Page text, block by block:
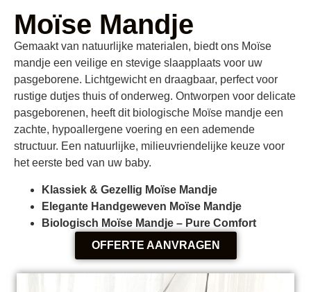
Moïse Mandje
Gemaakt van natuurlijke materialen, biedt ons Moïse
mandje een veilige en stevige slaapplaats voor uw
pasgeborene. Lichtgewicht en draagbaar, perfect voor
rustige dutjes thuis of onderweg. Ontworpen voor delicate
pasgeborenen, heeft dit biologische Moïse mandje een
zachte, hypoallergene voering en een ademende
structuur. Een natuurlijke, milieuvriendelijke keuze voor
het eerste bed van uw baby.
Klassiek & Gezellig Moïse Mandje
Elegante Handgeweven Moïse Mandje
Biologisch Moïse Mandje – Pure Comfort
OFFERTE AANVRAGEN